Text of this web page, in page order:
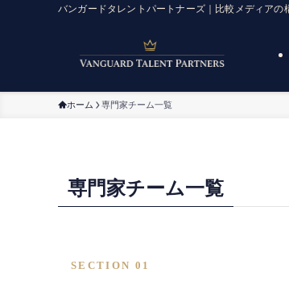
バンガードタレントパートナーズ｜比較メディア
ホーム 専門家チーム一覧
専門家チーム一覧
SECTION 01